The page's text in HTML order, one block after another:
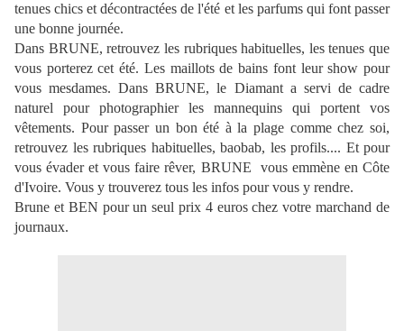
tenues chics et décontractées de l'été et les parfums qui font passer
une bonne journée.
Dans BRUNE, retrouvez les rubriques habituelles, les tenues que
vous porterez cet été. Les maillots de bains font leur show pour
vous mesdames. Dans BRUNE, le Diamant a servi de cadre
naturel pour photographier les mannequins qui portent vos
vêtements. Pour passer un bon été à la plage comme chez soi,
retrouvez les rubriques habituelles, baobab, les profils.... Et pour
vous évader et vous faire rêver, BRUNE vous emmène en Côte
d'Ivoire. Vous y trouverez tous les infos pour vous y rendre.
Brune et BEN pour un seul prix 4 euros chez votre marchand de
journaux.